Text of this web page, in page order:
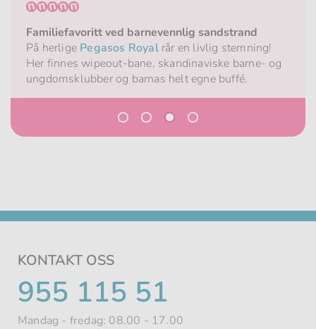
Familiefavoritt ved barnevennlig sandstrand
På herlige Pegasos Royalrår en livlig stemning!
Her finnes wipeout-bane, skandinaviske barne- og
ungdomsklubber og barnas helt egne buffé.
KONTAKT OSS
TELEFONNUMMER
955 115 51
Mandag - fredag: 08.00 - 17.00